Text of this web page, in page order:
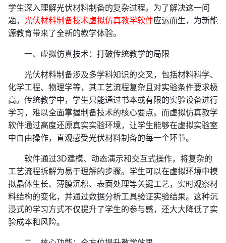
学生深入理解光伏材料制备的复杂过程。为了解决这一问
题，‌ 光伏材料制备技术虚拟仿真教学软件‌应运而生，为新能
源教育带来了全新的教学体验。
一、虚拟仿真技术：打破传统教学的局限
光伏材料制备涉及多学科知识的交叉，包括材料科学、
化学工程、物理学等，其工艺流程复杂且对实验条件要求极
高。传统教学中，学生只能通过书本或有限的实验设备进行
学习，难以全面掌握制备技术的核心要点。而虚拟仿真教学
软件通过高度还原真实实验环境，让学生能够在虚拟实验室
中自由操作，直观感受光伏材料制备的每一个环节。
软件通过3D建模、动态演示和交互式操作，将复杂的
工艺流程拆解为易于理解的步骤。学生可以在虚拟环境中模
拟晶体生长、薄膜沉积、表面处理等关键工艺，实时观察材
料结构的变化，并通过数据分析工具验证实验结果。这种沉
浸式的学习方式不仅提升了学生的参与感，还大大降低了实
验成本和风险。